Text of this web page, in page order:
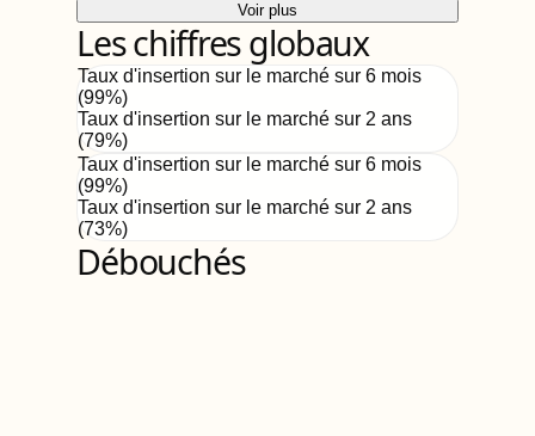
Voir plus
Les chiffres globaux
Taux d'insertion sur le marché sur 6 mois
(99%)
Taux d'insertion sur le marché sur 2 ans
(79%)
Taux d'insertion sur le marché sur 6 mois
(99%)
Taux d'insertion sur le marché sur 2 ans
(73%)
Débouchés